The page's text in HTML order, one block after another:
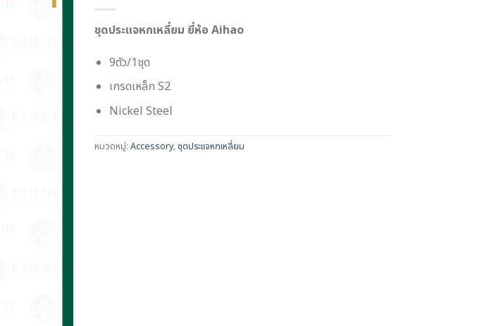
ชุดประแจหกเหลี่ยม ยี่ห้อ Aihao
9ตัว/1ชุด
เกรดเหล็ก S2
Nickel Steel
หมวดหมู่: Accessory,ชุดประแจหกเหลี่ยม